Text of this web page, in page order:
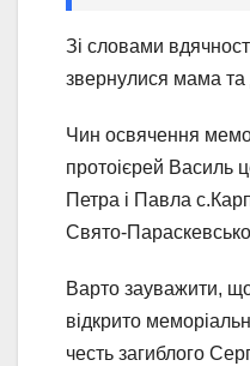
Зі словами
звернулися мама та
Чин освячення
протоієрей Василь
Петра і Павла
Свято-
Варто зауважити,
відкрито
честь загиблого